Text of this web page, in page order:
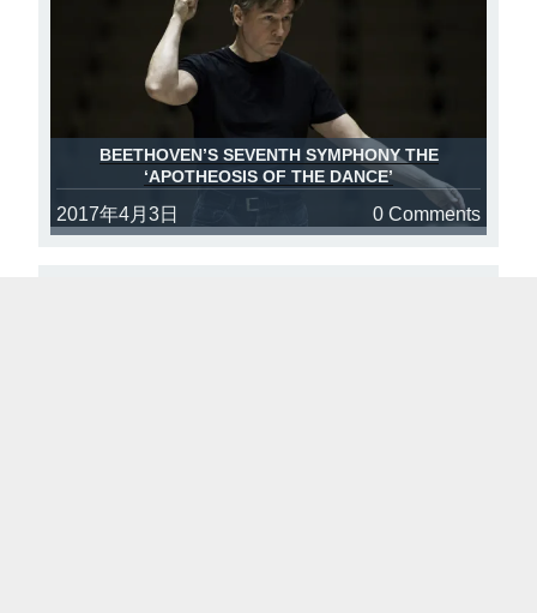
BEETHOVEN’S SEVENTH SYMPHONY THE
‘APOTHEOSIS OF THE DANCE’
2017年4月3日 0 Comments